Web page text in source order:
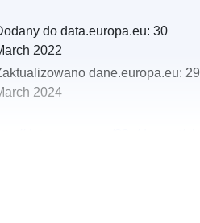
do data.europa.eu: 30
2022
dane.europa.eu: 29
2024